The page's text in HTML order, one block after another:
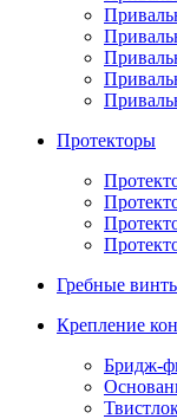
Протекторы
Гребные
Крепление
Бридж-